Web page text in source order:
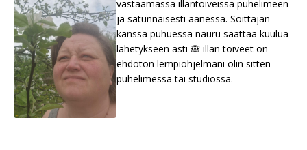
vastaamassa illantoiveissa puhelimeen
ja satunnaisesti äänessä. Soittajan
kanssa puhuessa nauru saattaa kuulua
lähetykseen asti 🙈 illan toiveet on
ehdoton lempiohjelmani olin sitten
puhelimessa tai studiossa.